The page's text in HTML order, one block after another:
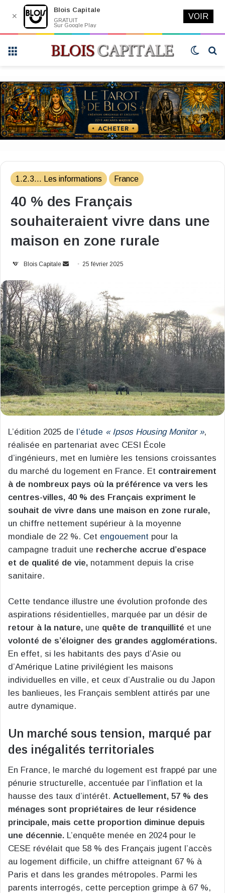
Switch
1.2.3... Les informations France
40 % des Français
souhaiteraient vivre dans une
maison en zone rurale
Blois Capitale
Envoyer25 février 2025
L’édition 2025 de l’étude « Ipsos Housing Monitor »,
réalisée en partenariat avec CESI École
d’ingénieurs, met en lumière les tensions croissantes
du marché du logement en France. Et contrairement
à de nombreux pays où la préférence va vers les
centres-villes, 40 % des Français expriment le
souhait de vivre dans une maison en zone rurale,
un chiffre nettement supérieur à la moyenne
mondiale de 22 %. Cet engouement pour la
campagne traduit une recherche accrue d’espace
et de qualité de vie, notamment depuis la crise
sanitaire.
Cette tendance illustre une évolution profonde des
aspirations résidentielles, marquée par un désir de
retour à la nature, une quête de tranquillité et une
volonté de s’éloigner des grandes agglomérations.
En effet, si les habitants des pays d’Asie ou
d’Amérique Latine privilégient les maisons
individuelles en ville, et ceux d’Australie ou du Japon
les banlieues, les Français semblent attirés par une
autre dynamique.
Un marché sous tension, marqué par
des inégalités territoriales
En France, le marché du logement est frappé par une
pénurie structurelle, accentuée par l’inflation et la
hausse des taux d’intérêt. Actuellement, 57 % des
ménages sont propriétaires de leur résidence
principale, mais cette proportion diminue depuis
une décennie. L’enquête menée en 2024 pour le
CESE révélait que 58 % des Français jugent l’accès
au logement difficile, un chiffre atteignant 67 % à
Paris et dans les grandes métropoles. Parmi les
parents interrogés, cette perception grimpe à 67 %,
✕
Blois Capitale
GRATUIT
Sur Google Play
VOIR